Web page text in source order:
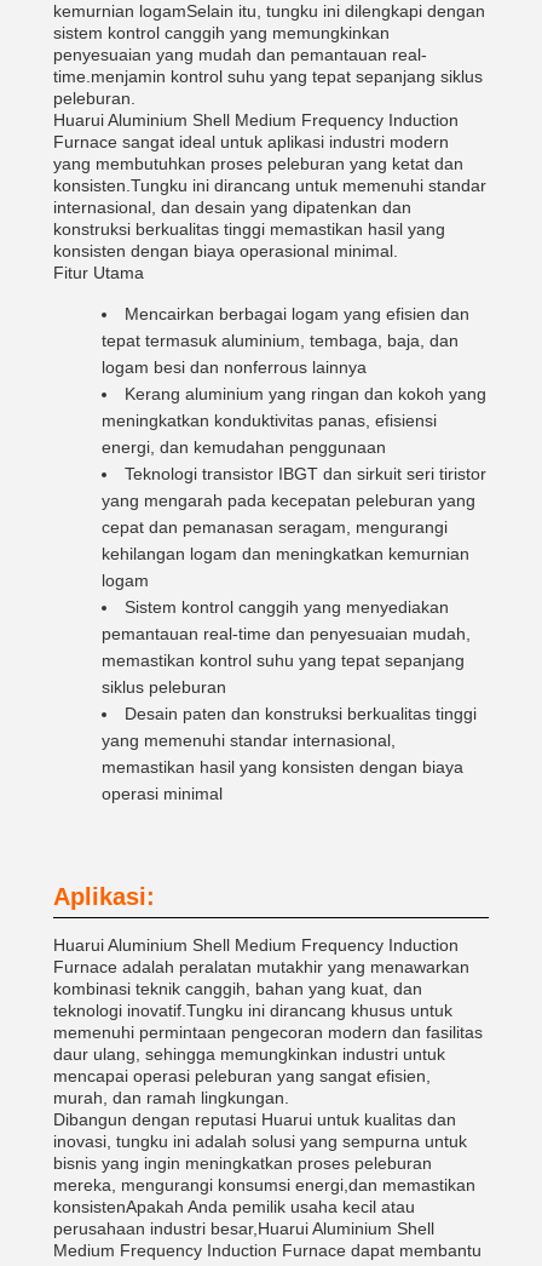
kemurnian logamSelain itu, tungku ini dilengkapi dengan
sistem kontrol canggih yang memungkinkan
penyesuaian yang mudah dan pemantauan real-
time.menjamin kontrol suhu yang tepat sepanjang siklus
peleburan.
Huarui Aluminium Shell Medium Frequency Induction
Furnace sangat ideal untuk aplikasi industri modern
yang membutuhkan proses peleburan yang ketat dan
konsisten.Tungku ini dirancang untuk memenuhi standar
internasional, dan desain yang dipatenkan dan
konstruksi berkualitas tinggi memastikan hasil yang
konsisten dengan biaya operasional minimal.
Fitur Utama
Mencairkan berbagai logam yang efisien dan
tepat termasuk aluminium, tembaga, baja, dan
logam besi dan nonferrous lainnya
Kerang aluminium yang ringan dan kokoh yang
meningkatkan konduktivitas panas, efisiensi
energi, dan kemudahan penggunaan
Teknologi transistor IBGT dan sirkuit seri tiristor
yang mengarah pada kecepatan peleburan yang
cepat dan pemanasan seragam, mengurangi
kehilangan logam dan meningkatkan kemurnian
logam
Sistem kontrol canggih yang menyediakan
pemantauan real-time dan penyesuaian mudah,
memastikan kontrol suhu yang tepat sepanjang
siklus peleburan
Desain paten dan konstruksi berkualitas tinggi
yang memenuhi standar internasional,
memastikan hasil yang konsisten dengan biaya
operasi minimal
Aplikasi:
Huarui Aluminium Shell Medium Frequency Induction
Furnace adalah peralatan mutakhir yang menawarkan
kombinasi teknik canggih, bahan yang kuat, dan
teknologi inovatif.Tungku ini dirancang khusus untuk
memenuhi permintaan pengecoran modern dan fasilitas
daur ulang, sehingga memungkinkan industri untuk
mencapai operasi peleburan yang sangat efisien,
murah, dan ramah lingkungan.
Dibangun dengan reputasi Huarui untuk kualitas dan
inovasi, tungku ini adalah solusi yang sempurna untuk
bisnis yang ingin meningkatkan proses peleburan
mereka, mengurangi konsumsi energi,dan memastikan
konsistenApakah Anda pemilik usaha kecil atau
perusahaan industri besar,Huarui Aluminium Shell
Medium Frequency Induction Furnace dapat membantu